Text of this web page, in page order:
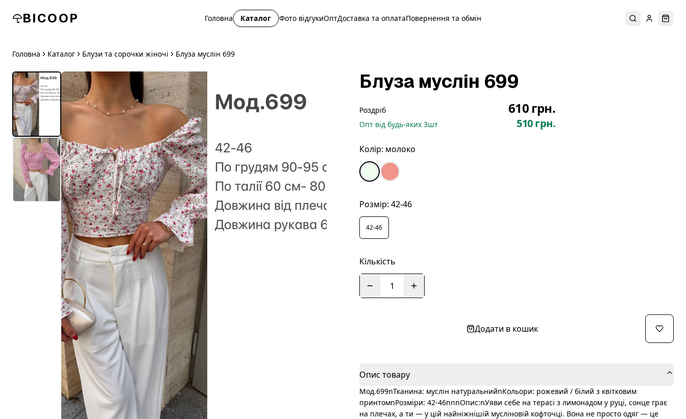
BICOOP Головна Каталог Фото відгукиОптДоставка та оплатаПовернення та обмін ПошукУвійти
Головна Каталог Блузи та сорочки жіночі Блуза муслін 699
Блуза муслін 699
Роздріб 610 грн.
Опт від будь-яких 3шт 510 грн.
Колір: молоко
Розмір: 42-46
42-46
Кількість
1
Додати в кошик
Опис товару
Мод.699nТканина: муслін натуральнийnКольори: рожевий / білий з квітковим
принтомnРозміри: 42-46nnnОпис:nУяви себе на терасі з лимонадом у руці, сонце грає
на плечах, а ти — у цій найніжнішій мусліновій кофточці. Вона не просто одяг — це